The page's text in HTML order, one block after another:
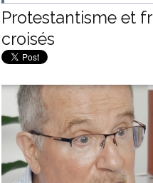
Protestantisme et
croisés